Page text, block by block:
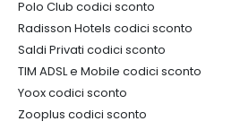
Polo Club codici sconto
Radisson Hotels codici sconto
Saldi Privati codici sconto
TIM ADSL e Mobile codici sconto
Yoox codici sconto
Zooplus codici sconto